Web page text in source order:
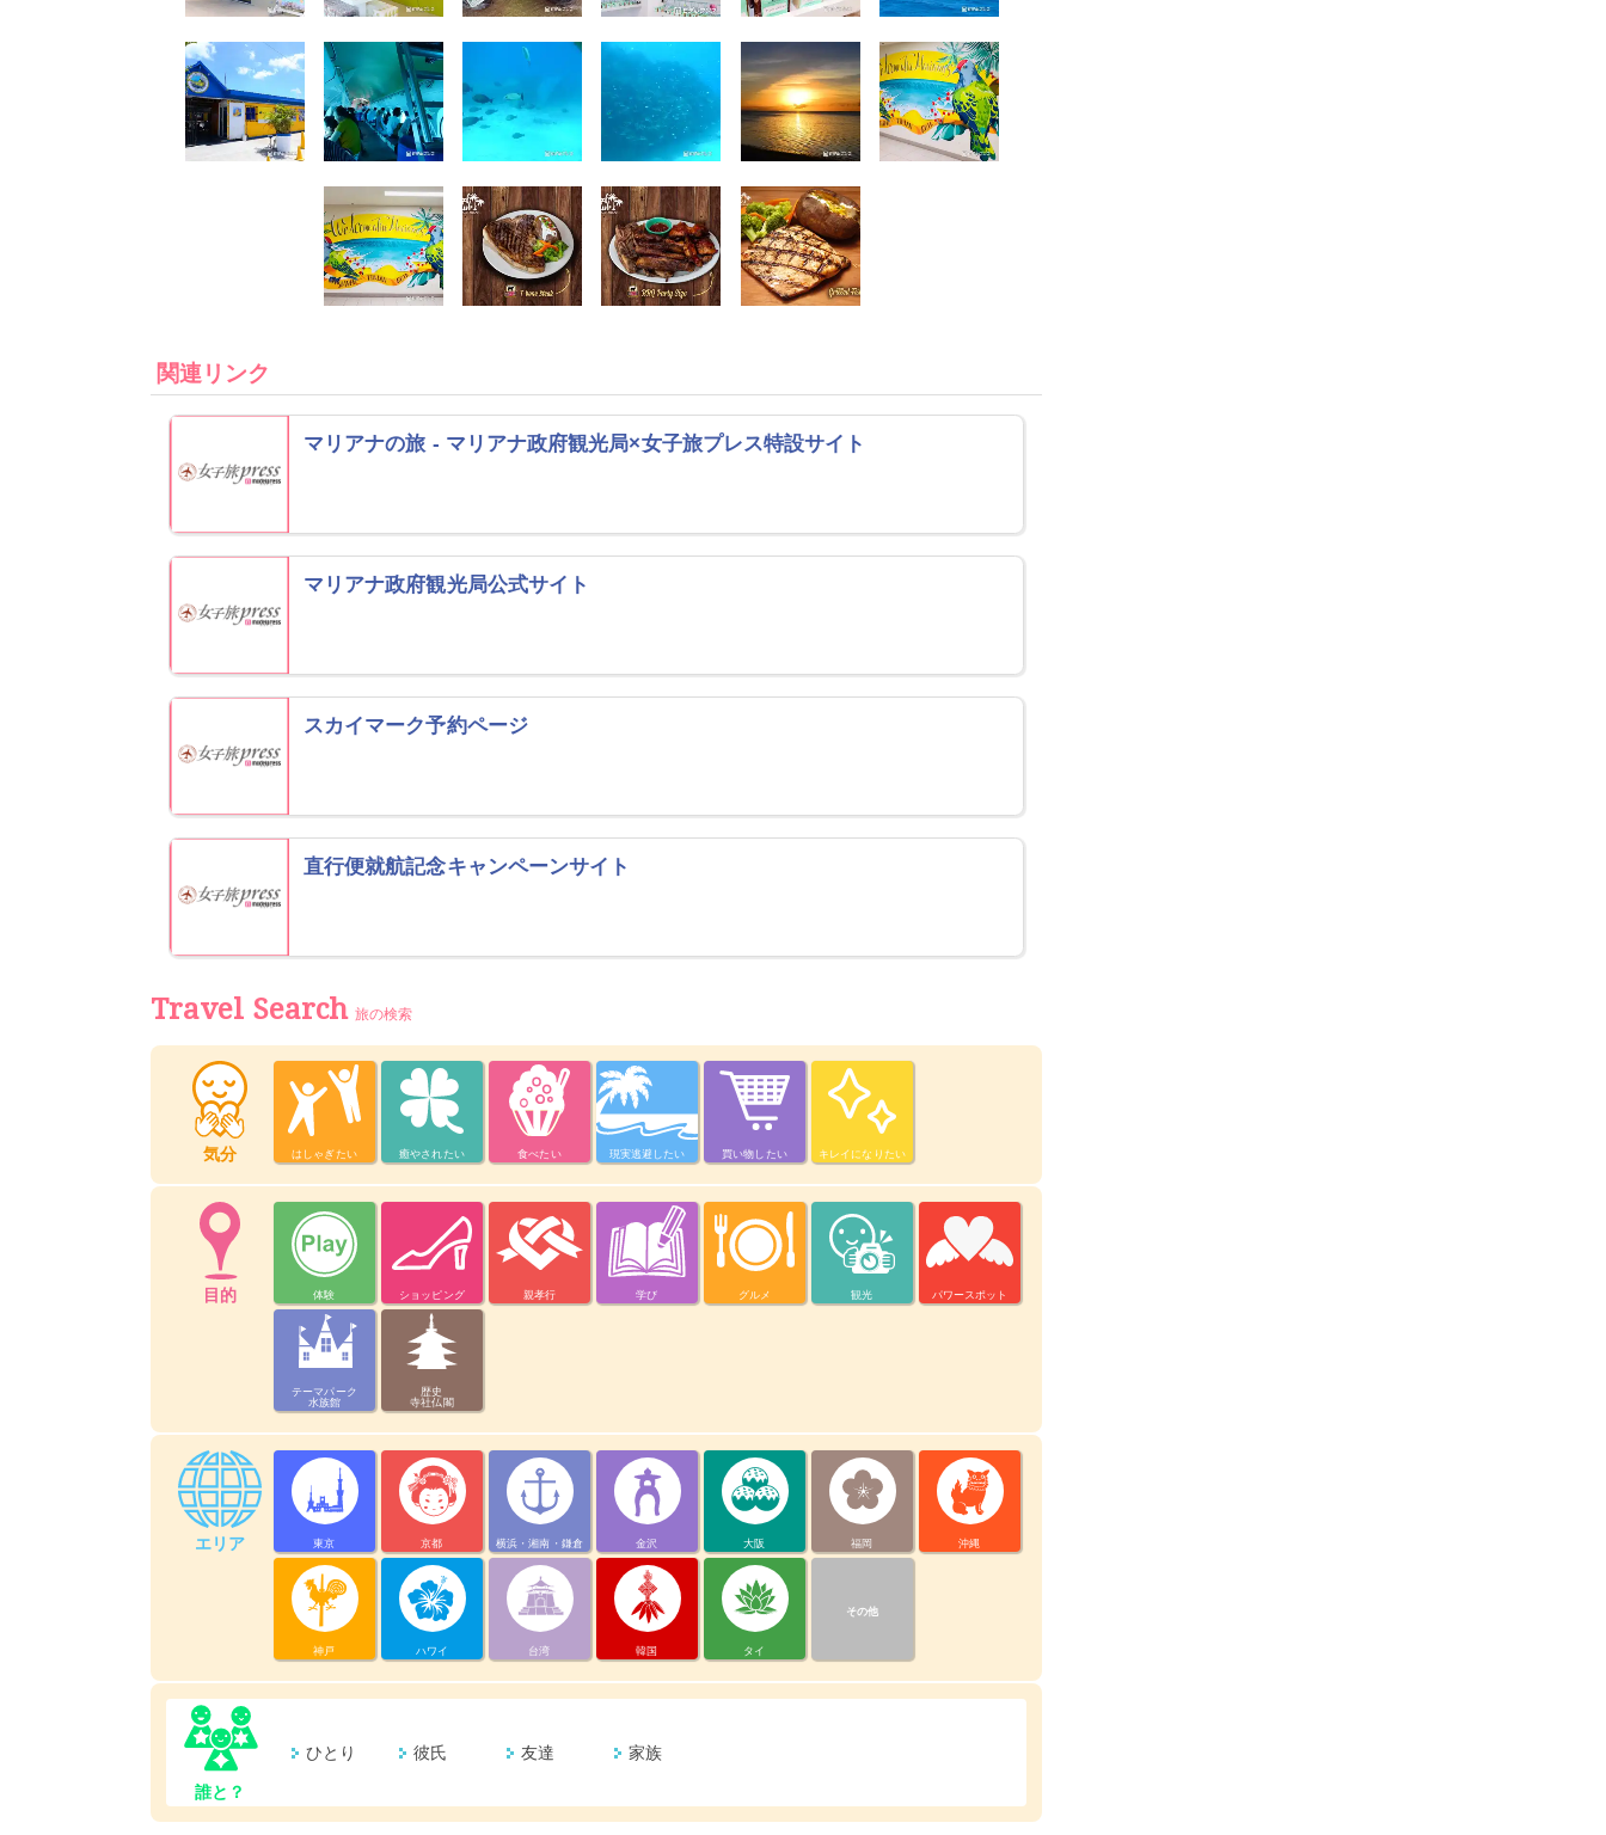
関連リンク
マリアナの旅 - マリアナ政府観光局×女子旅プレス特設サイト
マリアナ政府観光局公式サイト
スカイマーク予約ページ
直行便就航記念キャンペーンサイト
Travel Search 旅の検索
気分 はしゃぎたい 癒やされたい 食べたい 現実逃避したい 買い物したい キレイになりたい
目的 体験 ショッピング 親孝行 学び グルメ 観光 パワースポット
テーマパーク
水族館
歴史
寺社仏閣
エリア 東京 京都 横浜・湘南・鎌倉 金沢 大阪 福岡 沖縄
神戸 ハワイ 台湾 韓国 タイ
その他
誰と？
ひとり 彼氏 友達 家族